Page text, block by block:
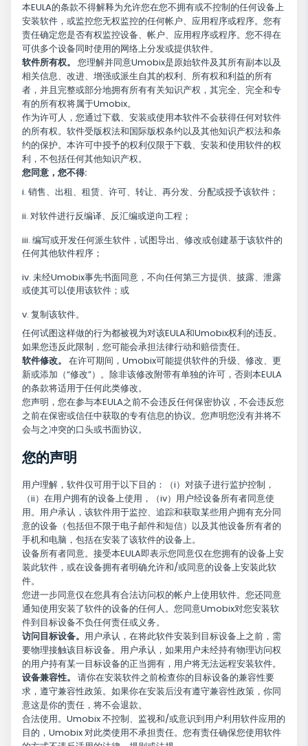
本EULA的条款不得解释为允许您在您不拥有或不控制的任何设备上
安装软件，或监控您无权监控的任何帐户、应用程序或程序。您有
责任确定您是否有权监控设备、帐户、应用程序或程序。您不得在
可供多个设备同时使用的网络上分发或提供软件。
软件所有权。 您理解并同意Umobix是原始软件及其所有副本以及
相关信息、改进、增强或派生自其的权利、所有权和利益的所有
者，并且完整或部分地拥有所有有关知识产权，其完全、完全和专
有的所有权将属于Umobix。
作为许可人，您通过下载、安装或使用本软件不会获得任何对软件
的所有权。软件受版权法和国际版权条约以及其他知识产权法和条
约的保护。本许可中授予的权利仅限于下载、安装和使用软件的权
利，不包括任何其他知识产权。
您同意，您不得:
销售、出租、租赁、许可、转让、再分发、分配或授予该软件；
对软件进行反编译、反汇编或逆向工程；
编写或开发任何派生软件，试图导出、修改或创建基于该软件的
任何其他软件程序；
未经Umobix事先书面同意，不向任何第三方提供、披露、泄露
或使其可以使用该软件；或
复制该软件。
任何试图这样做的行为都被视为对该EULA和Umobix权利的违反。
如果您违反此限制，您可能会承担法律行动和赔偿责任。
软件修改。 在许可期间，Umobix可能提供软件的升级、修改、更
新或添加（“修改”）。除非该修改附带有单独的许可，否则本EULA
的条款将适用于任何此类修改。
您声明，您在参与本EULA之前不会违反任何保密协议，不会违反您
之前在保密或信任中获取的专有信息的协议。您声明您没有并将不
会与之冲突的口头或书面协议。
您的声明
用户理解，软件仅可用于以下目的：（i）对孩子进行监护控制，
（ii）在用户拥有的设备上使用，（iv）用户经设备所有者同意使
用。用户承认，该软件用于监控、追踪和获取某些用户拥有充分同
意的设备（包括但不限于电子邮件和短信）以及其他设备所有者的
手机和电脑，包括在安装了该软件的设备上。
设备所有者同意。接受本EULA即表示您同意仅在您拥有的设备上安
装此软件，或在设备拥有者明确允许和/或同意的设备上安装此软
件。
您进一步同意仅在您具有合法访问权的帐户上使用软件。您还同意
通知使用安装了软件的设备的任何人。您同意Umobix对您安装软
件到目标设备不负任何责任或义务。
访问目标设备。 用户承认，在将此软件安装到目标设备上之前，需
要物理接触该目标设备。用户承认，如果用户未经持有物理访问权
的用户持有某一目标设备的正当拥有，用户将无法远程安装软件。
设备兼容性。 请你在安装软件之前检查你的目标设备的兼容性要
求，遵守兼容性政策。如果你在安装后没有遵守兼容性政策，你同
意这是你的责任，将不会退款。
合法使用。Umobix 不控制、监视和/或意识到用户利用软件应用的
目的，Umobix 对此类使用不承担责任。您有责任确保您使用软件